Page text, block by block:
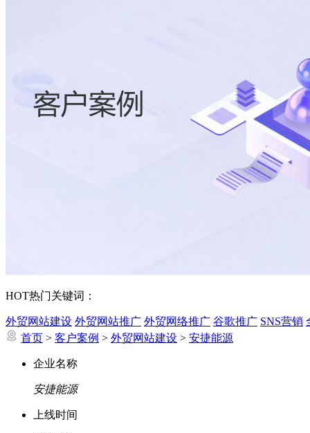
HOT热门关键词：
外贸网站建设 外贸网站推广 外贸网络推广 谷歌推广 SNS营销
首页 > 客户案例 > 外贸网站建设 > 安捷能源
企业名称
安捷能源
上线时间